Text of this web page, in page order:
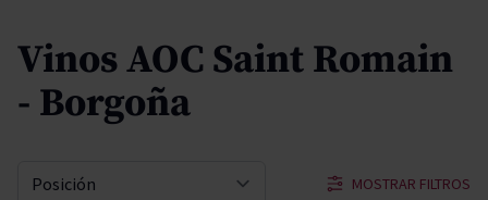
Vinos AOC Saint Romain
- Borgoña
MOSTRAR FILTROS
Ordenar por